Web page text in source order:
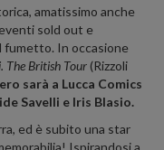
amatissimo anche
sold out e
fumetto. In occasione
The British Tour (Rizzoli
sarà a Lucca Comics
Savelli e Iris BIasio.
ed è subito una star
Ispirandosi a